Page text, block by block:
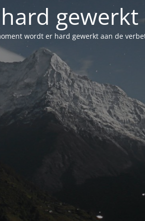
gewerkt
wordt er hard gewerkt aan de